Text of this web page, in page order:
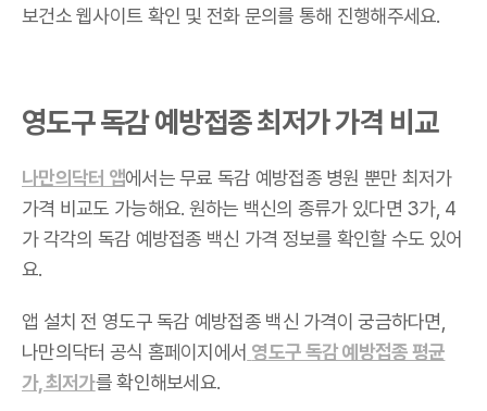
보건소 웹사이트 확인 및 전화 문의를 통해 진행해주세요.
영도구 독감 예방접종 최저가 가격 비교
나만의닥터 앱에서는 무료 독감 예방접종 병원 뿐만 최저가
가격 비교도 가능해요. 원하는 백신의 종류가 있다면 3가, 4
가 각각의 독감 예방접종 백신 가격 정보를 확인할 수도 있어
요.
앱 설치 전 영도구 독감 예방접종 백신 가격이 궁금하다면,
나만의닥터 공식 홈페이지에서 영도구 독감 예방접종 평균
가, 최저가를 확인해보세요.